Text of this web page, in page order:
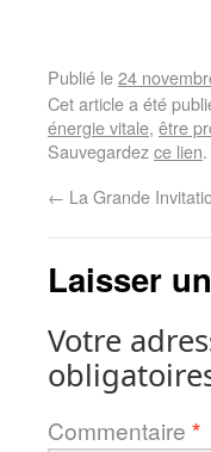
Publié le24
Cet article a été
énergie vitale, être
Sauvegardezce lien.
← La Grande
Laisser
Votre
Commentaire *